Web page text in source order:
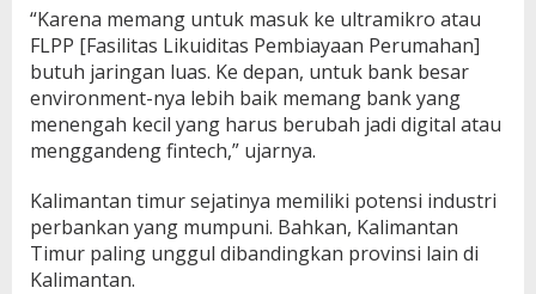
“Karena memang untuk masuk ke ultramikro atau
FLPP [Fasilitas Likuiditas Pembiayaan Perumahan]
butuh jaringan luas. Ke depan, untuk bank besar
environment-nya lebih baik memang bank yang
menengah kecil yang harus berubah jadi digital atau
menggandeng fintech,” ujarnya.
Kalimantan timur sejatinya memiliki potensi industri
perbankan yang mumpuni. Bahkan, Kalimantan
Timur paling unggul dibandingkan provinsi lain di
Kalimantan.